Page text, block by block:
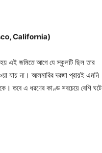
California)
হয় এই জমিতে আগে যে স্কুলটি ছিল তার
যায় না। আলমারির দরজা প্রায়ই এমনি
তবে এ ধরণের কাণ্ড সবচেয়ে বেশি ঘটে